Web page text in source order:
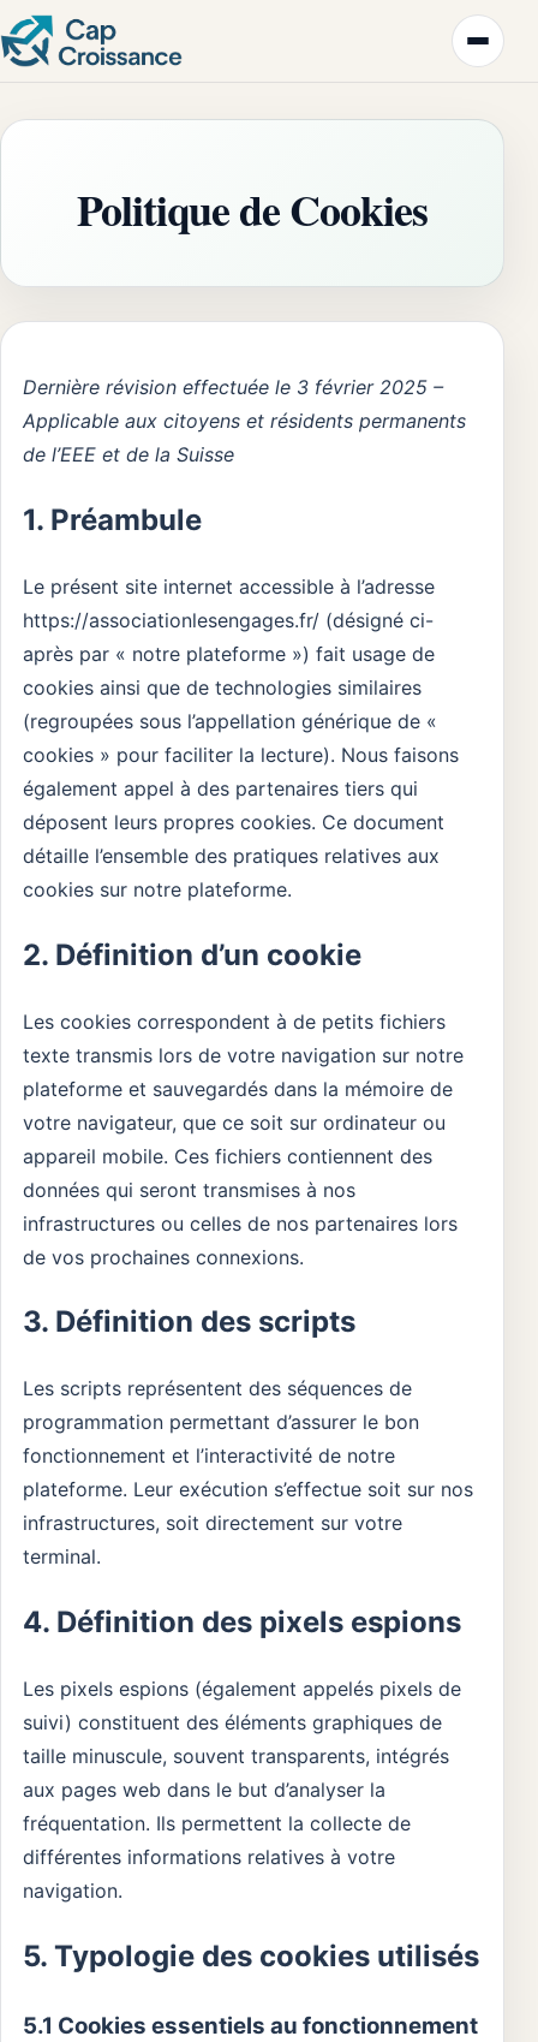
Politique de Cookies
Dernière révision effectuée le 3 février 2025 –
Applicable aux citoyens et résidents permanents
de l’EEE et de la Suisse
1. Préambule
Le présent site internet accessible à l’adresse
https://associationlesengages.fr/ (désigné ci-
après par « notre plateforme ») fait usage de
cookies ainsi que de technologies similaires
(regroupées sous l’appellation générique de «
cookies » pour faciliter la lecture). Nous faisons
également appel à des partenaires tiers qui
déposent leurs propres cookies. Ce document
détaille l’ensemble des pratiques relatives aux
cookies sur notre plateforme.
2. Définition d’un cookie
Les cookies correspondent à de petits fichiers
texte transmis lors de votre navigation sur notre
plateforme et sauvegardés dans la mémoire de
votre navigateur, que ce soit sur ordinateur ou
appareil mobile. Ces fichiers contiennent des
données qui seront transmises à nos
infrastructures ou celles de nos partenaires lors
de vos prochaines connexions.
3. Définition des scripts
Les scripts représentent des séquences de
programmation permettant d’assurer le bon
fonctionnement et l’interactivité de notre
plateforme. Leur exécution s’effectue soit sur nos
infrastructures, soit directement sur votre
terminal.
4. Définition des pixels espions
Les pixels espions (également appelés pixels de
suivi) constituent des éléments graphiques de
taille minuscule, souvent transparents, intégrés
aux pages web dans le but d’analyser la
fréquentation. Ils permettent la collecte de
différentes informations relatives à votre
navigation.
5. Typologie des cookies utilisés
5.1 Cookies essentiels au fonctionnement